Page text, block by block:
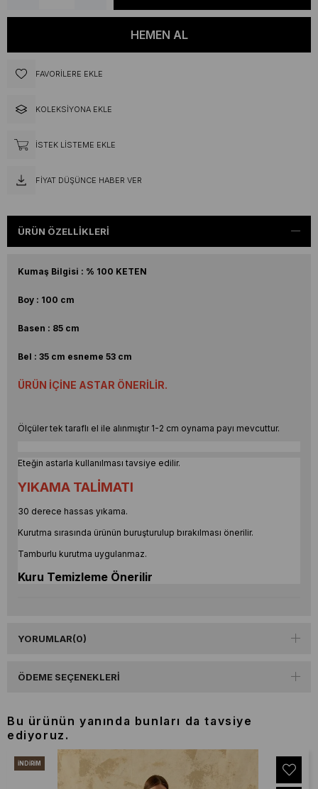
FAVORILERE EKLE
KOLEKSIYONA EKLE
İSTEK LISTEME EKLE
FIYAT DÜŞÜNCE HABER VER
ÜRÜN ÖZELLIKLERI
Kumaş Bilgisi : % 100 KETEN
Boy : 100 cm
Basen : 85 cm
Bel : 35 cm esneme 53 cm
ÜRÜN İÇİNE ASTAR ÖNERİLİR.
Ölçüler tek taraflı el ile alınmıştır 1-2 cm oynama payı mevcuttur.
Eteğin astarla kullanılması tavsiye edilir.
YIKAMA TALİMATI
30 derece hassas yıkama.
Kurutma sırasında ürünün buruşturulup bırakılması önerilir.
Tamburlu kurutma uygulanmaz.
Kuru Temizleme Önerilir
YORUMLAR(0)
ÖDEME SEÇENEKLERI
Bu ürünün yanında bunları da tavsiye
ediyoruz.
İNDIRIM